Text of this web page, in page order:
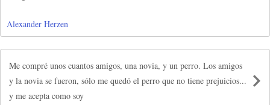
Alexander Herzen
Me compré unos cuantos amigos, una novia, y un perro. Los amigos
y la novia se fueron, sólo me quedó el perro que no tiene prejuicios...
y me acepta como soy